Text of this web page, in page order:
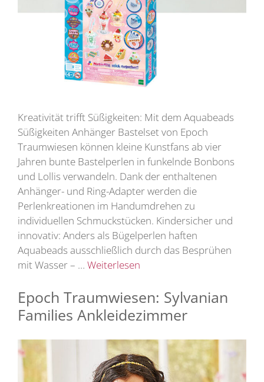
Kreativität trifft Süßigkeiten: Mit dem Aquabeads
Süßigkeiten Anhänger Bastelset von Epoch
Traumwiesen können kleine Kunstfans ab vier
Jahren bunte Bastelperlen in funkelnde Bonbons
und Lollis verwandeln. Dank der enthaltenen
Anhänger- und Ring-Adapter werden die
Perlenkreationen im Handumdrehen zu
individuellen Schmuckstücken. Kindersicher und
innovativ: Anders als Bügelperlen haften
Aquabeads ausschließlich durch das Besprühen
mit Wasser – … Weiterlesen
Epoch Traumwiesen: Sylvanian
Families Ankleidezimmer